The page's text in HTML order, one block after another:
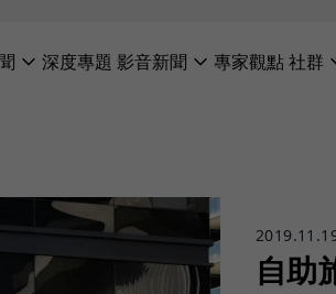
深度專題 影音新聞 專家觀點社群
自助